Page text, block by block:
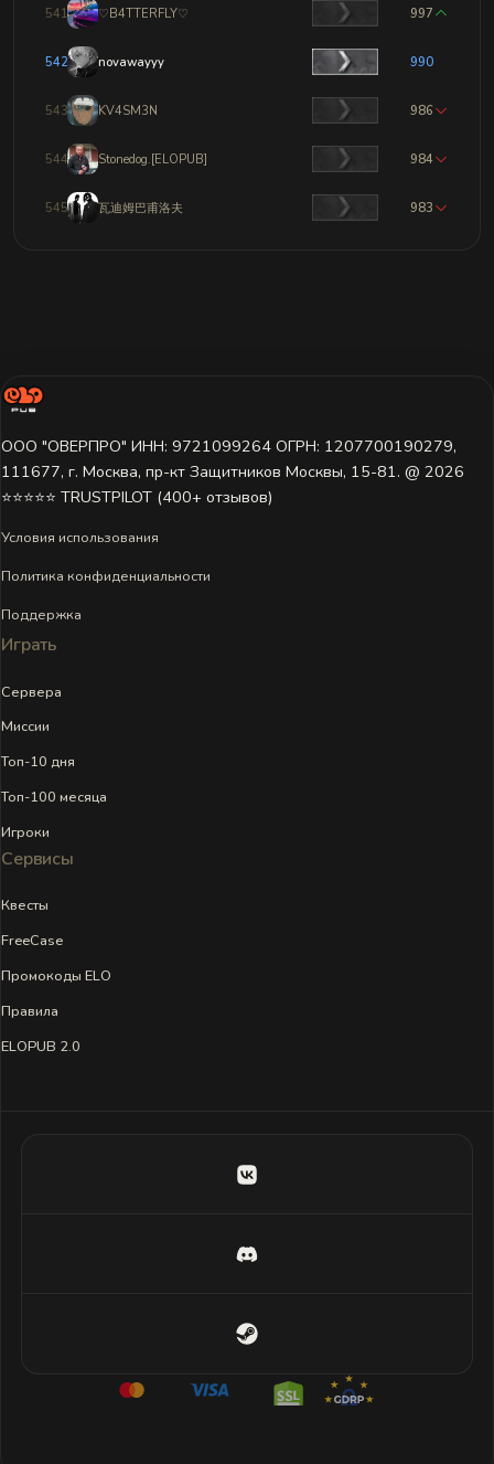
541 ♡B4TTERFLY♡ 997
542 novawayyy 990
543 KV4SM3N 986
544 Stonedog.[ELOPUB] 984
545 瓦迪姆巴甫洛夫 983
ООО "ОВЕРПРО" ИНН: 9721099264 ОГРН: 1207700190279,
111677, г. Москва, пр-кт Защитников Москвы, 15-81. @ 2026 ㅤ
⭐⭐⭐⭐⭐ TRUSTPILOT (400+ отзывов)
Условия использования
Политика конфиденциальности
Поддержка
Играть
Сервера
Миссии
Топ-10 дня
Топ-100 месяца
Игроки
Сервисы
Квесты
FreeCase
Промокоды ELO
Правила
ELOPUB 2.0